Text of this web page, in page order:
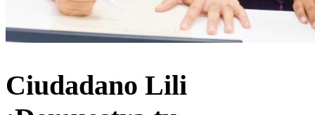
Ciudadano Lili